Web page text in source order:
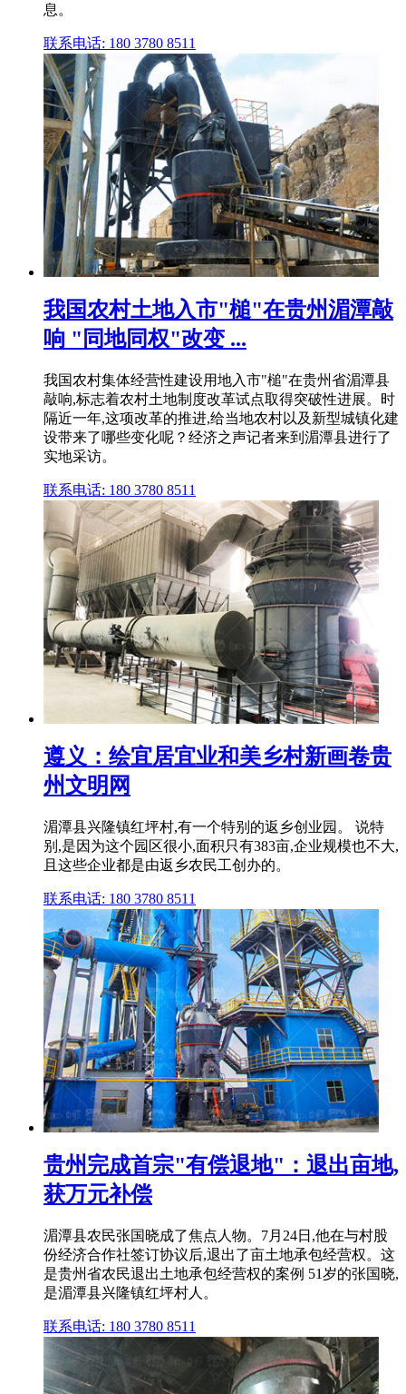
息。
联系电话: 180 3780 8511
我国农村土地入市"槌"在贵州湄潭敲
响 "同地同权"改变 ...
我国农村集体经营性建设用地入市"槌"在贵州省湄潭县
敲响,标志着农村土地制度改革试点取得突破性进展。时
隔近一年,这项改革的推进,给当地农村以及新型城镇化建
设带来了哪些变化呢？经济之声记者来到湄潭县进行了
实地采访。
联系电话: 180 3780 8511
遵义：绘宜居宜业和美乡村新画卷贵
州文明网
湄潭县兴隆镇红坪村,有一个特别的返乡创业园。 说特
别,是因为这个园区很小,面积只有383亩,企业规模也不大,
且这些企业都是由返乡农民工创办的。
联系电话: 180 3780 8511
贵州完成首宗"有偿退地"：退出亩地,
获万元补偿
湄潭县农民张国晓成了焦点人物。7月24日,他在与村股
份经济合作社签订协议后,退出了亩土地承包经营权。这
是贵州省农民退出土地承包经营权的案例 51岁的张国晓,
是湄潭县兴隆镇红坪村人。
联系电话: 180 3780 8511